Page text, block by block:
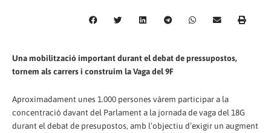
Una mobilització important durant el debat de pressupostos,
tornem als carrers i construim la Vaga del 9F
Aproximadament unes 1.000 persones vàrem participar a la
concentració davant del Parlament a la jornada de vaga del 18G
durant el debat de presupostos, amb l’objectiu d’exigir un augment